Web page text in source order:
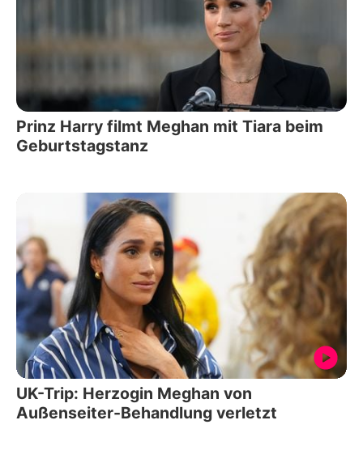
Prinz Harry filmt Meghan mit Tiara beim
Geburtstagstanz
UK-Trip: Herzogin Meghan von
Außenseiter-Behandlung verletzt